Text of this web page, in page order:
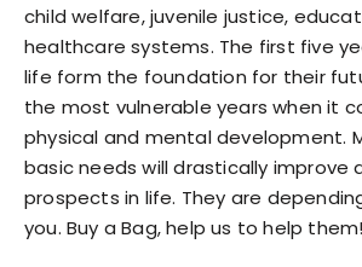
child welfare, juvenile justice,
healthcare systems. The first five
life form the foundation for their
the most vulnerable years when it
physical and mental development.
basic needs will drastically improve
prospects in life. They are
you. Buy a Bag, help us to help them!